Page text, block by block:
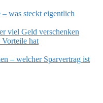
was steckt eigentlich
viel Geld verschenken
hat
– welcher Sparvertrag ist